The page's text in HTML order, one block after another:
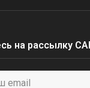
на рассылку